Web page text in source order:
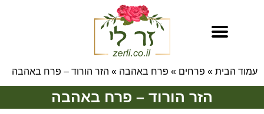
עמוד הבית » פרחים » פרח באהבה » הזר הורוד – פרח באהבה
הזר הורוד – פרח באהבה